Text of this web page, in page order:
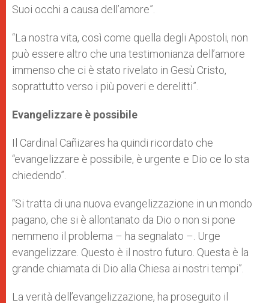
Suoi occhi a causa dell’amore”.
“La nostra vita, così come quella degli Apostoli, non
può essere altro che una testimonianza dell’amore
immenso che ci è stato rivelato in Gesù Cristo,
soprattutto verso i più poveri e derelitti”.
Evangelizzare è possibile
Il Cardinal Cañizares ha quindi ricordato che
“evangelizzare è possibile, è urgente e Dio ce lo sta
chiedendo”.
“Si tratta di una nuova evangelizzazione in un mondo
pagano, che si è allontanato da Dio o non si pone
nemmeno il problema – ha segnalato –. Urge
evangelizzare. Questo è il nostro futuro. Questa è la
grande chiamata di Dio alla Chiesa ai nostri tempi”.
La verità dell’evangelizzazione, ha proseguito il